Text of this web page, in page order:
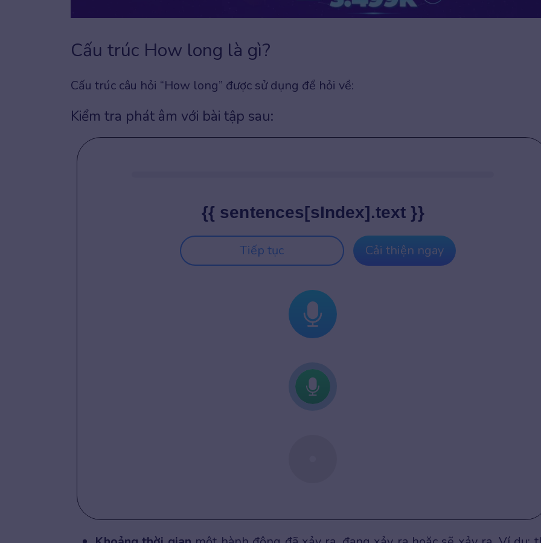
Cấu trúc How long là gì?
Cấu trúc câu hỏi “How long” được sử dụng để hỏi về:
Kiểm tra phát âm với bài tập sau:
{{ sentences[sIndex].text }}
Tiếp tục Cải thiện ngay